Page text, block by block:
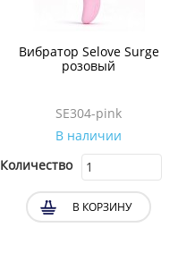
Вибратор Selove Surge
розовый
SE304-pink
В наличии
Количество
В КОРЗИНУ